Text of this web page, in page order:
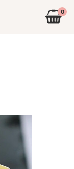
0